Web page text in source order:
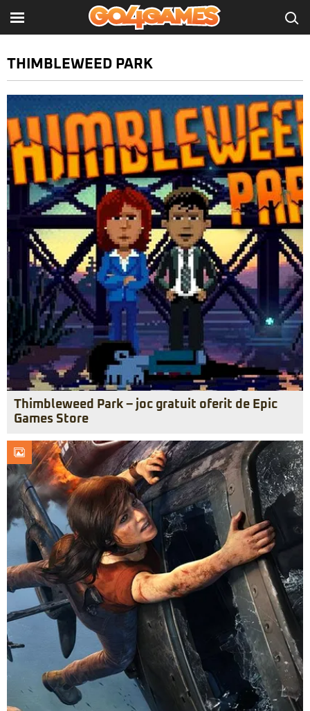
THIMBLEWEED PARK
Thimbleweed Park – joc gratuit oferit de Epic
Games Store